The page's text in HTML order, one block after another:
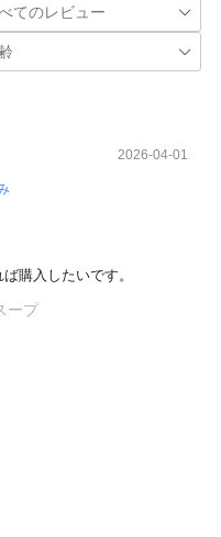
2026-04-01
購入したいです。
ープ